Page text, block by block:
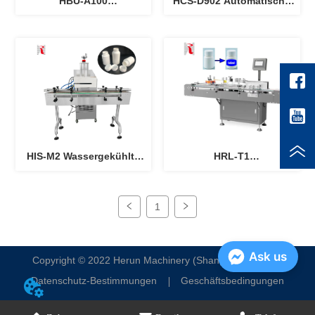
HIS-M2 Wassergekühlte
HRL-T1
runde Flaschen
1
Copyright © 2022 Herun Machinery (Shanghai) Co., Ltd.
Datenschutz-Bestimmungen
Geschäftsbedingungen
Ask us